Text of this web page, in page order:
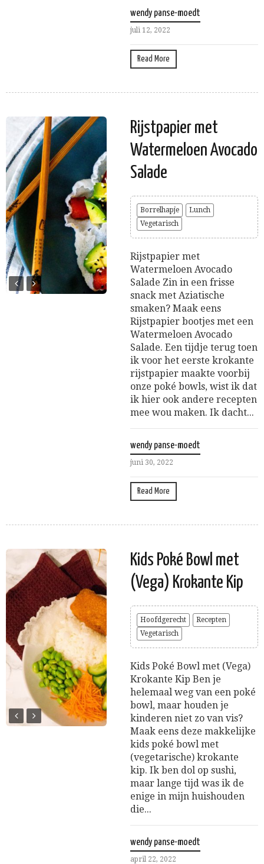
wendy panse-moedt
juli 12, 2022
Read More
Rijstpapier met
Watermeloen Avocado
Salade
Borrelhapje
Lunch
Vegetarisch
Rijstpapier met
Watermeloen Avocado
Salade Zin in een frisse
snack met Aziatische
smaken? Maak eens
Rijstpapier bootjes met een
Watermeloen Avocado
Salade. Een tijdje terug toen
ik voor het eerste krokante
rijstpapier maakte voorbij
onze poké bowls, wist ik dat
ik hier ook andere recepten
mee wou maken. Ik dacht...
wendy panse-moedt
juni 30, 2022
Read More
Kids Poké Bowl met
(Vega) Krokante Kip
Hoofdgerecht
Recepten
Vegetarisch
Kids Poké Bowl met (Vega)
Krokante Kip Ben je
helemaal weg van een poké
bowl, maar houden je
kinderen niet zo van vis?
Maak eens deze makkelijke
kids poké bowl met
(vegetarische) krokante
kip. Ik ben dol op sushi,
maar lange tijd was ik de
enige in mijn huishouden
die...
wendy panse-moedt
april 22, 2022